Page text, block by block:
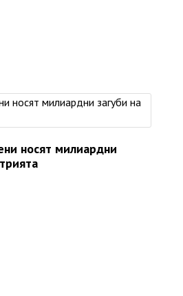
носят милиардни